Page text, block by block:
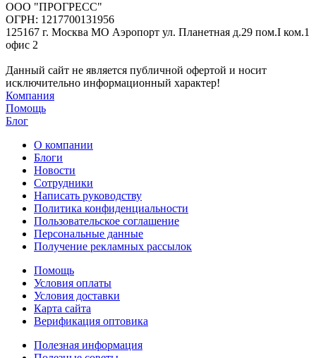
ООО "ПРОГРЕСС"
ОГРН: 1217700131956
125167 г. Москва МО Аэропорт ул. Планетная д.29 пом.I ком.1
офис 2
Данный сайт не является публичной офертой и носит
исключительно информационный характер!
Компания
Помощь
Блог
О компании
Блоги
Новости
Сотрудники
Написать руководству
Политика конфиденциальности
Пользовательское соглашение
Персональные данные
Получение рекламных рассылок
Помощь
Условия оплаты
Условия доставки
Карта сайта
Верификация оптовика
Полезная информация